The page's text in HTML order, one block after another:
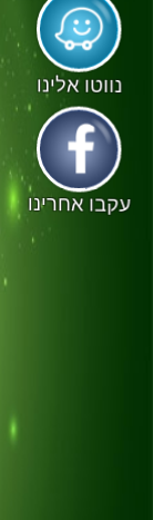
נווטו אלינו
עקבו אחרינו